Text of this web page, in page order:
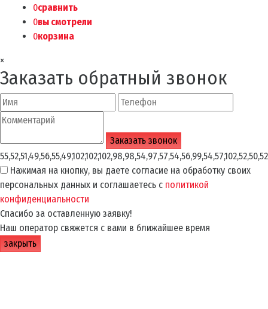
0сравнить
0вы смотрели
0корзина
×
Заказать обратный звонок
Нажимая на кнопку, вы даете согласие на обработку своих
персональных данных и соглашаетесь с политикой
конфиденциальности
Спасибо за оставленную заявку!
Наш оператор свяжется с вами в ближайшее время
закрыть